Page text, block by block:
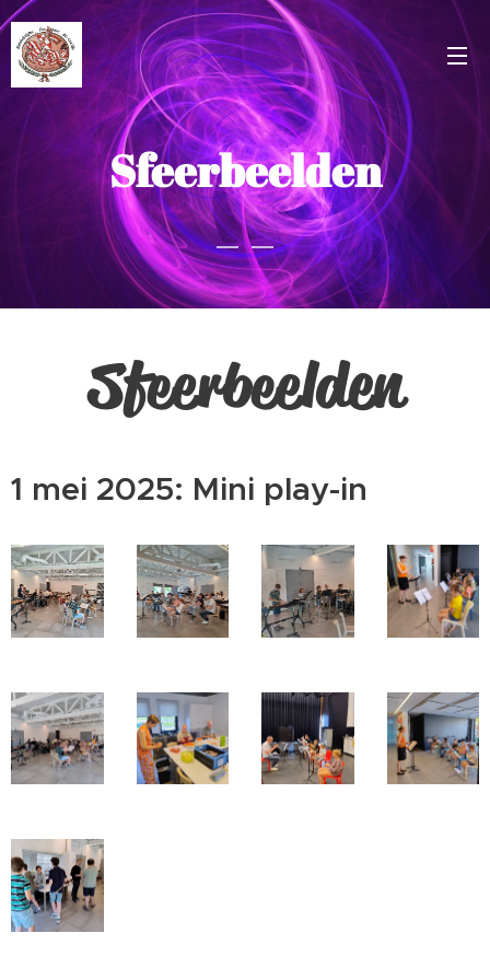
Sfeerbeelden
Sfeerbeelden
1 mei 2025: Mini play-in